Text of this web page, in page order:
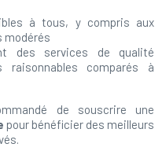
à tous, y compris aux
modérés
des services de qualité
comparés à
de souscrire une
pour bénéficier des meilleurs